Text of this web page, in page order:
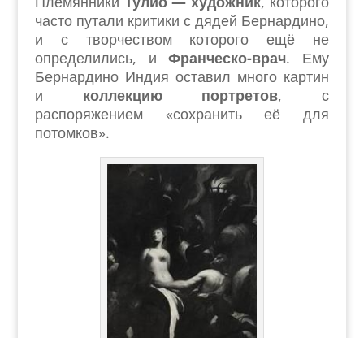
часто путали критики с дядей Бернардино,
и с творчеством которого ещё не
определились, и Франческо-врач. Ему
Бернардино Индия оставил много картин
и коллекцию портретов, с
распоряжением «сохранить её для
потомков».